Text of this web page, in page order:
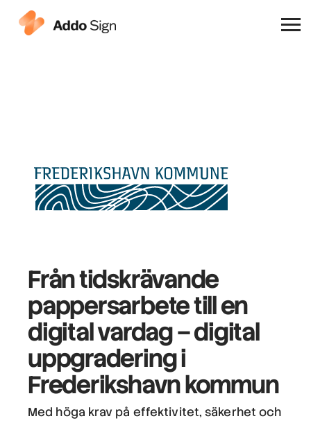
Varför Addo Sign
Från tidskrävande
pappersarbete till en
digital vardag– digital
uppgradering i
Frederikshavn kommun
Med höga krav på effektivitet, säkerhet och